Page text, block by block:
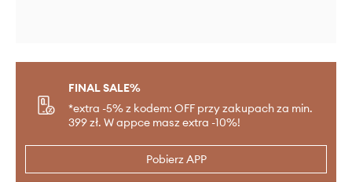
FINAL SALE%
*extra -5% z kodem: OFF przy zakupach za min.
399 zł. W appce masz extra -10%!
Pobierz APP